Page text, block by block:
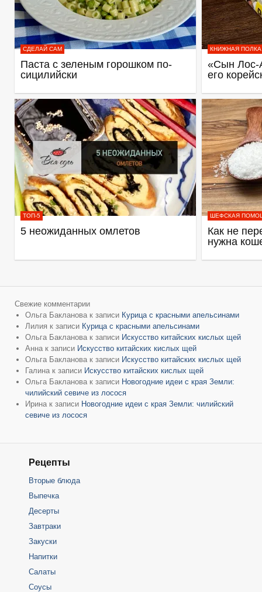
СДЕЛАЙ САМ
Паста с зеленым горошком по-
сицилийски
КНИЖНАЯ ПОЛКА
«Сын Лос-
его
ТОП-5
5 неожиданных омлетов
ШЕФСКАЯ
Как не
нужна
Свежие комментарии
Ольга Бакланова к записи Курица с красными апельсинами
Лилия к записи Курица с красными апельсинами
Ольга Бакланова к записи Искусство китайских кислых щей
Анна к записи Искусство китайских кислых щей
Ольга Бакланова к записи Искусство китайских кислых щей
Галина к записи Искусство китайских кислых щей
Ольга Бакланова к записи Новогодние идеи с края Земли:
чилийский севиче из лосося
Ирина к записи Новогодние идеи с края Земли: чилийский
севиче из лосося
Рецепты
Вторые блюда
Выпечка
Десерты
Завтраки
Закуски
Напитки
Салаты
Соусы